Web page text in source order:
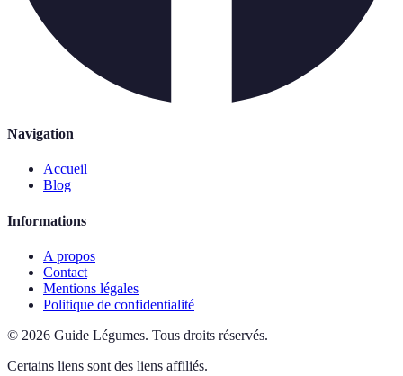
Navigation
Accueil
Blog
Informations
A propos
Contact
Mentions légales
Politique de confidentialité
© 2026 Guide Légumes. Tous droits réservés.
Certains liens sont des liens affiliés.